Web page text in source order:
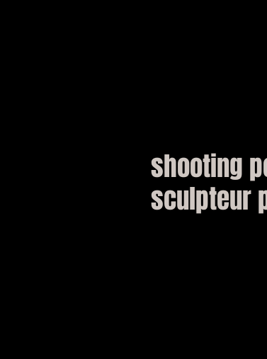
shooting
sculpteur